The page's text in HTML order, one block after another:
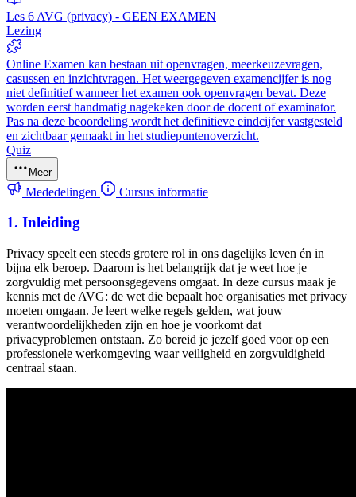
Les 6 AVG (privacy) - GEEN EXAMEN
Lezing
Online Examen kan bestaan uit openvragen, meerkeuzevragen,
casussen en inzichtvragen. Het weergegeven examencijfer is nog
niet definitief wanneer het examen ook openvragen bevat. Deze
worden eerst handmatig nagekeken door de docent of examinator.
Pas na deze beoordeling wordt het definitieve eindcijfer vastgesteld
en zichtbaar gemaakt in het studiepuntenoverzicht.
Quiz
Meer
Mededelingen Cursus informatie
1. Inleiding
Privacy speelt een steeds grotere rol in ons dagelijks leven én in
bijna elk beroep. Daarom is het belangrijk dat je weet hoe je
zorgvuldig met persoonsgegevens omgaat. In deze cursus maak je
kennis met de AVG: de wet die bepaalt hoe organisaties met privacy
moeten omgaan. Je leert welke regels gelden, wat jouw
verantwoordelijkheden zijn en hoe je voorkomt dat
privacyproblemen ontstaan. Zo bereid je jezelf goed voor op een
professionele werkomgeving waar veiligheid en zorgvuldigheid
centraal staan.